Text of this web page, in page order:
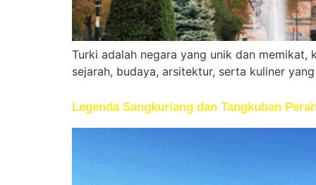
Turki adalah negara yang unik dan memikat,
sejarah, budaya, arsitektur, serta kuliner
Legenda Sangkuriang dan Tangkuban